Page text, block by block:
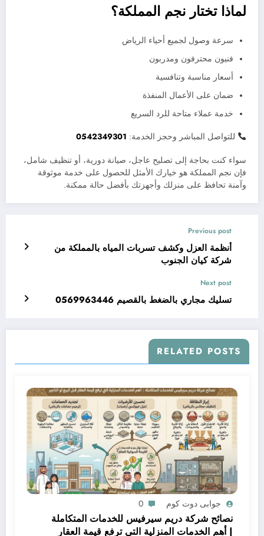
لماذا تختار نجم المملكة؟
سرعة وصول لجميع أحياء الرياض
فنيون محترفون ومدربون
أسعار مناسبة وتنافسية
ضمان على الأعمال المنفذة
خدمة عملاء متاحة للرد السريع
للتواصل المباشر وحجز الخدمة: 0542349301
سواء كنت بحاجة إلى تصليح عاجل، صيانة دورية، أو تنظيف شامل،
فإن نجم المملكة هو خيارك الأمثل للحصول على خدمة موثوقة
وآمنة تحافظ على منزلك وأجهزتك بأفضل حالة ممكنة.
Previous post
أنظمة العزل وكشف تسربات المياه بالمملكة من
شركة كيان الجنوب
Next post
تسليك مجاري بالضغط بالقصيم 0569963446
RELATED POSTS
جوابى دوت كوم 0
نصائح شركة دريم سيرفيس للخدمات المتكاملة
| أهم الخدمات المنزلية التي ترفع قيمة العقار